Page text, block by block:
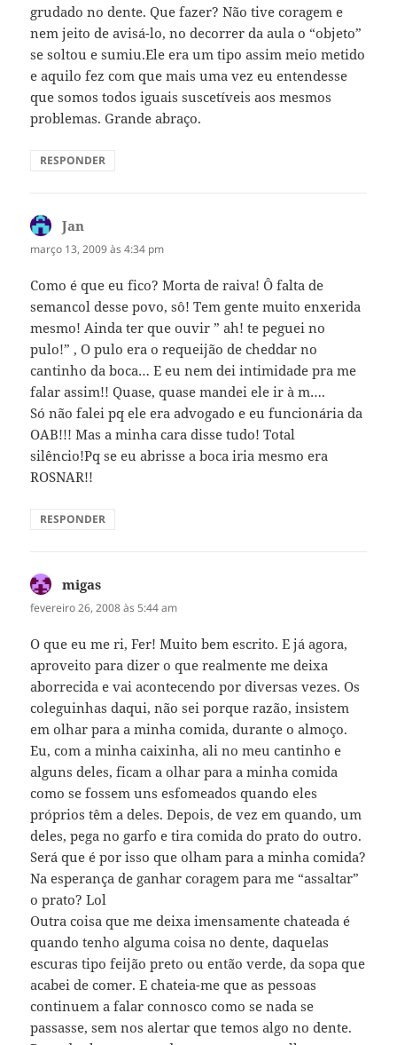
grudado no dente. Que fazer? Não tive coragem e
nem jeito de avisá-lo, no decorrer da aula o “objeto”
se soltou e sumiu.Ele era um tipo assim meio metido
e aquilo fez com que mais uma vez eu entendesse
que somos todos iguais suscetíveis aos mesmos
problemas. Grande abraço.
RESPONDER
Jan
março 13, 2009 às 4:34 pm
Como é que eu fico? Morta de raiva! Ô falta de
semancol desse povo, sô! Tem gente muito enxerida
mesmo! Ainda ter que ouvir ” ah! te peguei no
pulo!” , O pulo era o requeijão de cheddar no
cantinho da boca… E eu nem dei intimidade pra me
falar assim!! Quase, quase mandei ele ir à m….
Só não falei pq ele era advogado e eu funcionária da
OAB!!! Mas a minha cara disse tudo! Total
silêncio!Pq se eu abrisse a boca iria mesmo era
ROSNAR!!
RESPONDER
migas
fevereiro 26, 2008 às 5:44 am
O que eu me ri, Fer! Muito bem escrito. E já agora,
aproveito para dizer o que realmente me deixa
aborrecida e vai acontecendo por diversas vezes. Os
coleguinhas daqui, não sei porque razão, insistem
em olhar para a minha comida, durante o almoço.
Eu, com a minha caixinha, ali no meu cantinho e
alguns deles, ficam a olhar para a minha comida
como se fossem uns esfomeados quando eles
próprios têm a deles. Depois, de vez em quando, um
deles, pega no garfo e tira comida do prato do outro.
Será que é por isso que olham para a minha comida?
Na esperança de ganhar coragem para me “assaltar”
o prato? Lol
Outra coisa que me deixa imensamente chateada é
quando tenho alguma coisa no dente, daquelas
escuras tipo feijão preto ou então verde, da sopa que
acabei de comer. E chateia-me que as pessoas
continuem a falar connosco como se nada se
passasse, sem nos alertar que temos algo no dente.